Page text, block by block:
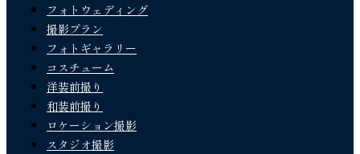
フォトウェディング
撮影プラン
フォトギャラリー
コスチューム
洋装前撮り
和装前撮り
ロケーション撮影
スタジオ撮影